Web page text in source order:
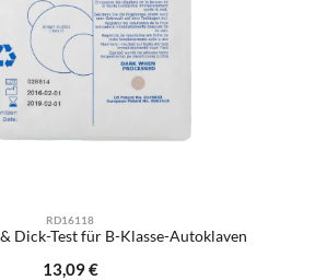
RD16118
Dick-Test für B-Klasse-Autoklaven
Regulärer Preis:
13,09 €